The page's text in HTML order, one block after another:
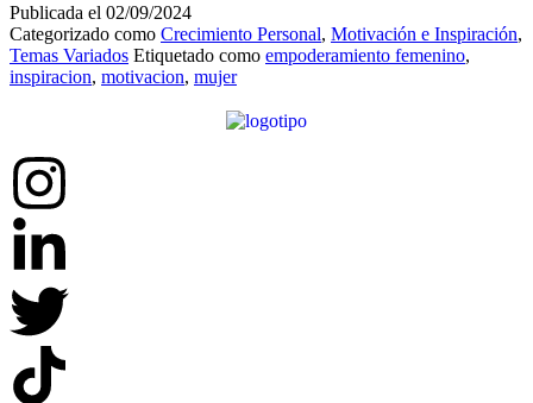
Publicada el 02/09/2024
Categorizado como Crecimiento Personal, Motivación e Inspiración,
Temas Variados Etiquetado como empoderamiento femenino,
inspiracion, motivacion, mujer